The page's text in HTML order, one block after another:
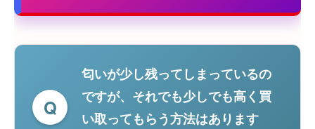
Q
匂いが少し残ってしまっているの
ですが、それでも少しでも高く買
い取ってもらう方法はあります